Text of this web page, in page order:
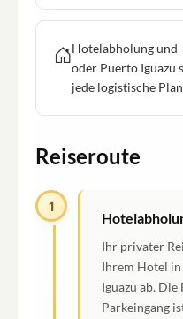
Hotelabholung und
oder Puerto Iguazu
jede logistische
Reiseroute
1
Ihr privater
Ihrem Hotel
Iguazu ab.
Parkeingang